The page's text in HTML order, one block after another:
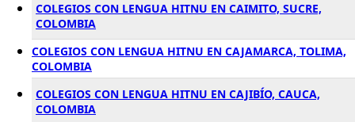
COLEGIOS CON LENGUA HITNU EN CAIMITO, SUCRE,
COLOMBIA
COLEGIOS CON LENGUA HITNU EN CAJAMARCA, TOLIMA,
COLOMBIA
COLEGIOS CON LENGUA HITNU EN CAJIBÍO, CAUCA,
COLOMBIA